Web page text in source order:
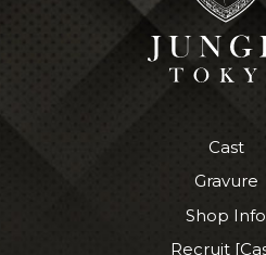
Cast
Gravure
Shop Info
Recruit